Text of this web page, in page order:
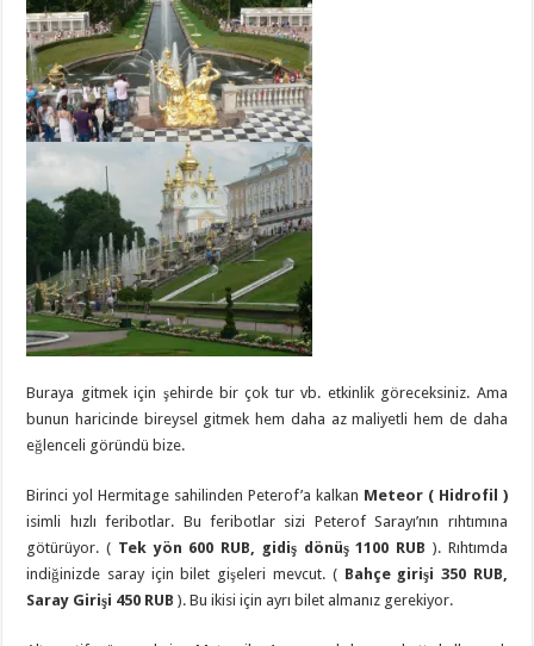
Buraya gitmek için şehirde bir çok tur vb. etkinlik göreceksiniz. Ama
bunun haricinde bireysel gitmek hem daha az maliyetli hem de daha
eğlenceli göründü bize.
Birinci yol Hermitage sahilinden Peterof’a kalkan Meteor ( Hidrofil )
isimli hızlı feribotlar. Bu feribotlar sizi Peterof Sarayı’nın rıhtımına
götürüyor. ( Tek yön 600 RUB, gidiş dönüş 1100 RUB ). Rıhtımda
indiğinizde saray için bilet gişeleri mevcut. ( Bahçe girişi 350 RUB,
Saray Girişi 450 RUB ). Bu ikisi için ayrı bilet almanız gerekiyor.